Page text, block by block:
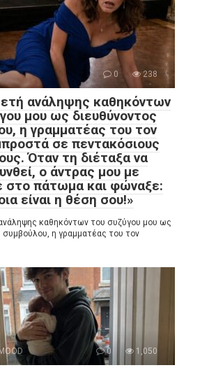
0 238
ανάληψης καθηκόντων
μου ως διευθύνοντος
η γραμματέας του τον
σε πεντακόσιους
Όταν τη διέταξα να
ο άντρας μου με
στο πάτωμα και φώναξε:
είναι η θέση σου!»
καθηκόντων του συζύγου μου ως
συμβούλου, η γραμματέας του τον
0 1,050